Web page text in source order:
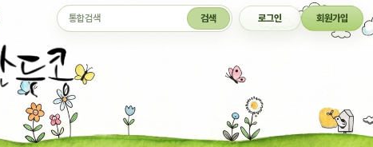
통합검색 검색 로그인 회원가입